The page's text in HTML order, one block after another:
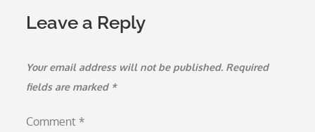
Leave a Reply
Your email address will not be published. Required
fields are marked *
Comment *